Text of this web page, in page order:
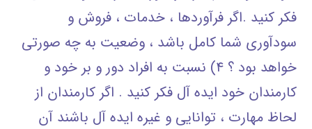
فکر کنید .اگر فرآوردها ، خدمات ، فروش و
سودآوری شما کامل باشد ، وضعیت به چه صورتی
خواهد بود ؟ ۴) نسبت به افراد دور و بر خود و
کارمندان خود ایده آل فکر کنید . اگر کارمندان از
لحاظ مهارت ، توانایی و غیره ایده آل باشند آن